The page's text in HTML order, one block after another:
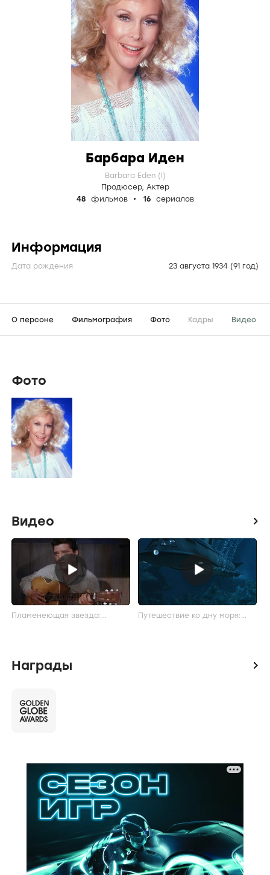
Барбара Иден
Barbara Eden (I)
Продюсер, Актер
48
фильмов 16 сериалов
Информация
Дата рождения 23 августа 1934 (91 год)
О персоне Фильмография Фото Кадры Видео
Фото
Видео icon
Пламенеющая звезда:
Путешествие ко дну моря:
Награды icon